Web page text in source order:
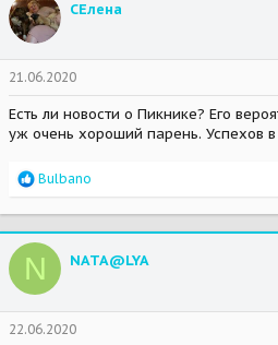
СЕлена
21.06.2020
Есть ли новости о Пикнике? Его
уж очень хороший парень. Успехов в
R
a
c
t
o
n
s
:
Bulbano
N NATA@LYA
22.06.2020